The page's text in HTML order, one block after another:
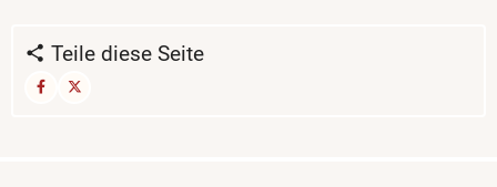
Teile diese Seite